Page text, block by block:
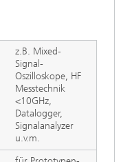
z.B. Mixed-
Signal-
Oszilloskope, HF
Messtechnik
<10GHz,
Datalogger,
Signalanalyzer
u.v.m.